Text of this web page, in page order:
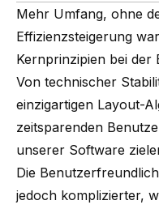
Mehr Umfang, ohne
Effizienzsteigerung
Kernprinzipien bei der
Von technischer
einzigartigen Layout-
zeitsparenden
unserer Software
Die
jedoch komplizierter,